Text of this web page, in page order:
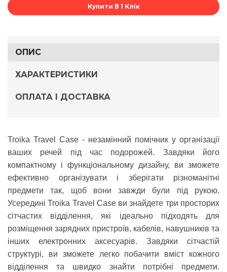
Купити В 1 Клік
ОПИС
ХАРАКТЕРИСТИКИ
ОПЛАТА І ДОСТАВКА
Troika Travel Case - незамінний помічник у організації
ваших речей під час подорожей. Завдяки його
компактному і функціональному дизайну, ви зможете
ефективно організувати і зберігати різноманітні
предмети так, щоб вони завжди були під рукою.
Усередині Troika Travel Case ви знайдете три просторих
сітчастих відділення, які ідеально підходять для
розміщення зарядних пристроїв, кабелів, навушників та
інших електронних аксесуарів. Завдяки сітчастій
структурі, ви зможете легко побачити вміст кожного
відділення та швидко знайти потрібні предмети.